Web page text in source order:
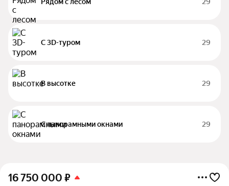
С 3D-туром 29
В высотке 29
С панорамными окнами 29
16 750 000 ₽